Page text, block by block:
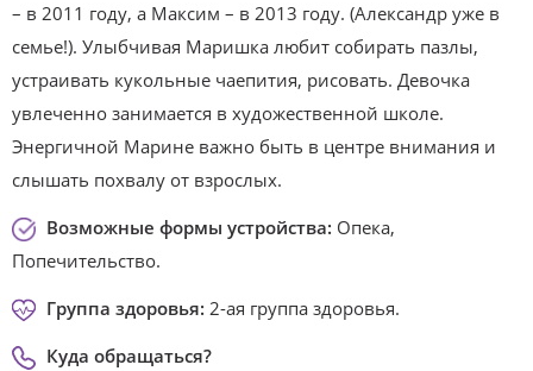
– в 2011 году, а Максим – в 2013 году. (Александр уже в
семье!). Улыбчивая Маришка любит собирать пазлы,
устраивать кукольные чаепития, рисовать. Девочка
увлеченно занимается в художественной школе.
Энергичной Марине важно быть в центре внимания и
слышать похвалу от взрослых.
Возможные формы устройства: Опека,
Попечительство.
Группа здоровья: 2-ая группа здоровья.
Куда обращаться?